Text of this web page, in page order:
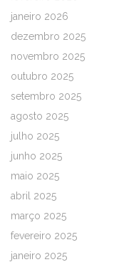
janeiro 2026
dezembro 2025
novembro 2025
outubro 2025
setembro 2025
agosto 2025
julho 2025
junho 2025
maio 2025
abril 2025
março 2025
fevereiro 2025
janeiro 2025